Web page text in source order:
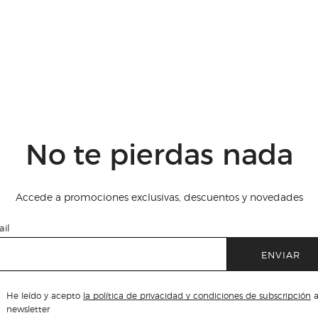
No te pierdas nada
Accede a promociones exclusivas, descuentos y novedades
ENVIAR
He leído y acepto la política de privacidad y condiciones de subscripción
newsletter